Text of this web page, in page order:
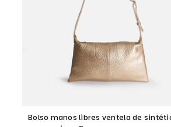
Bolso manos libres ventela de